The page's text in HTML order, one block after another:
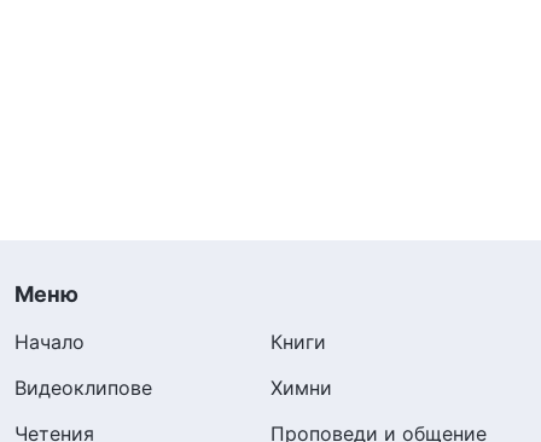
Меню
Начало
Книги
Видеоклипове
Химни
Четения
Проповеди и общение